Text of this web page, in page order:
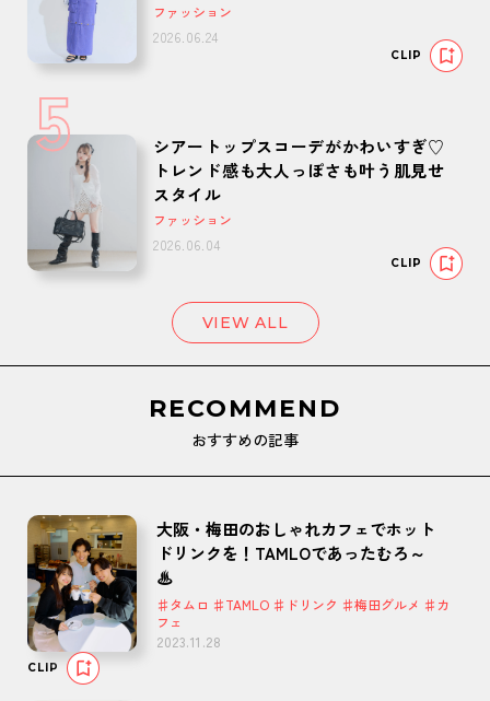
ファッション
2026.06.24
CLIP
5
シアートップスコーデがかわいすぎ♡
トレンド感も大人っぽさも叶う肌見せ
スタイル
ファッション
2026.06.04
CLIP
VIEW ALL
RECOMMEND
おすすめの記事
大阪・梅田のおしゃれカフェでホット
ドリンクを！TAMLOであったむろ～
♨
♯タムロ ♯TAMLO ♯ドリンク ♯梅田グルメ ♯カ
フェ
2023.11.28
CLIP